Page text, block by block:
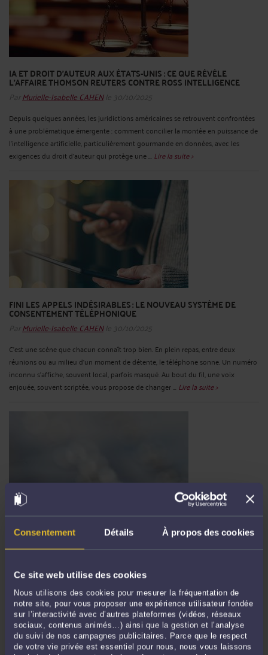
Consentement Détails À propos des cookies
Ce site web utilise des cookies
Nous utilisons des cookies pour mesurer la fréquentation de
notre site, pour vous proposer une expérience utilisateur fondée
sur l’interactivité avec d’autres plateformes (vidéos, réseaux
sociaux, contenus animés…) ainsi que la gestion et l’analyse
du suivi de nos campagnes publicitaires. Parce que le respect
de votre vie privée est essentiel pour nous, nous vous laissons
IA ET DROIT D’AUTEUR AUX ÉTATS-UNIS : CE QUE RÉVÈLE
L’AFFAIRE THOMSON REUTERS CONTRE ROSS INTELLIGENCE
Par Murielle-Isabelle CAHENle 30/10/2025
Depuis quelques années, les juridictions américaines se retrouvent confrontées
à une problématique émergente : comment concilier la montée en puissance de
l’intelligence artificielle, particulièrement gourmande en données, avec les
exigences du droit d’auteur qui protège une ... Lire la suite >
FINI LES APPELS INDÉSIRABLES : LE NOUVEAU SYSTÈME DE
CONSENTEMENT TÉLÉPHONIQUE
Par Murielle-Isabelle CAHENle 30/10/2025
C’est une scène que chacun connaît trop bien. En plein repas, entre deux
réunions ou au milieu d’un moment de détente, le téléphone sonne. Un numéro
inconnu s’affiche, souvent local, parfois masqué. Au bout du fil, une voix
enjouée, souvent scriptée, vous propose de changer ... Lire la suite >
VOUS VOULEZ FAIRE SUPPRIMER UNE VIDÉO SUR YOUTUBE ?
Dans un monde où les plateformes numériques et les réseaux sociaux occupent
une place prépondérante dans la diffusion de l’information, la question du
retrait de contenus, notamment de vidéos sur des sites comme YouTube, suscite
des débats juridiques de plus en plus complexes. L’émergence de ...Lire la suite >